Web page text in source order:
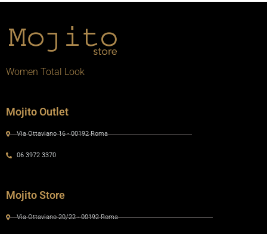
Women Total Look
Mojito Outlet
Via Ottaviano 16 - 00192 Roma
06 3972 3370
Mojito Store
Via Ottaviano 20/22 - 00192 Roma